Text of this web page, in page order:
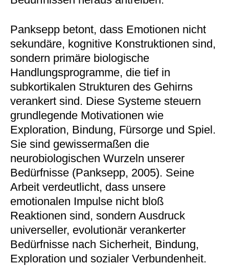
Panksepp betont, dass Emotionen nicht
sekundäre, kognitive Konstruktionen sind,
sondern primäre biologische
Handlungsprogramme, die tief in
subkortikalen Strukturen des Gehirns
verankert sind. Diese Systeme steuern
grundlegende Motivationen wie
Exploration, Bindung, Fürsorge und Spiel.
Sie sind gewissermaßen die
neurobiologischen Wurzeln unserer
Bedürfnisse (Panksepp, 2005). Seine
Arbeit verdeutlicht, dass unsere
emotionalen Impulse nicht bloß
Reaktionen sind, sondern Ausdruck
universeller, evolutionär verankerter
Bedürfnisse nach Sicherheit, Bindung,
Exploration und sozialer Verbundenheit.